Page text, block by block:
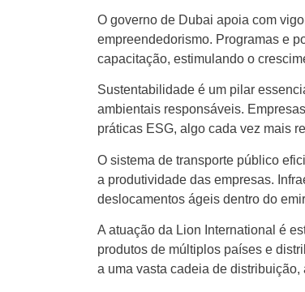
O governo de Dubai apoia com
empreendedorismo. Programas e
capacitação, estimulando o
Sustentabilidade é um pilar
ambientais responsáveis.
práticas ESG, algo cada vez mais
O sistema de transporte público
a produtividade das empresas.
deslocamentos ágeis dentro do
A atuação da Lion International é
produtos de múltiplos países e
a uma vasta cadeia de